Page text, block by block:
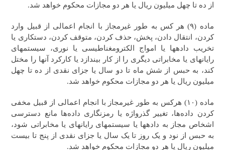
از ده تا چهل میلیون ریال یا هر دو مجازات محکوم خواهد شد.
ماده (۹) هر کس به طور غیرمجاز با انجام اعمالی از قبیل وارد
کردن، انتقال دادن، پخش، حذف کردن، متوقف کردن، دستکاری یا
تخریب داده‎ها یا امواج الکترومغناطیسی یا نوری، سیستم‎های
رایانه‎ای یا مخابراتی دیگری را از کار بیندازد یا کارکرد آنها را مختل
کند، به حبس از شش ماه تا دو سال یا جزای نقدی از ده تا چهل
میلیون ریال یا هر دو مجازات محکوم خواهد شد.
ماده (۱۰) هرکس به طور غیرمجاز با انجام اعمالی از قبیل مخفی
کردن داده‌ها، تغییر گذرواژه یا رمزنگاری داده‌ها مانع دسترسی
اشخاص مجاز به داده‎ها یا سیستم‎های رایانه‎ای یا مخابراتی شود،
به حبس از نود و یک روز تا یک سال یا جزای نقدی از پنج تا بیست
میلیون ریال یا هر دو مجازات محکوم خواهد شد.